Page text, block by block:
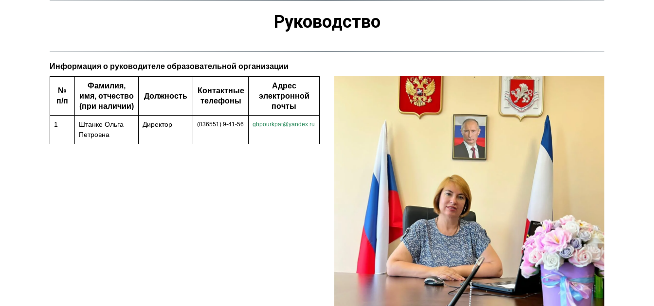
Руководство
Информация о руководителе образовательной организации
№
п/п
Фамилия,
имя, отчество
(при наличии)
Должность
Контактные
телефоны
Адрес
электронной
почты
1
Штанке Ольга
Петровна
Директор (036551) 9-41-56 gbpourkpat@yandex.ru